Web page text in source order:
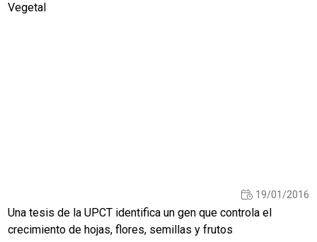
Vegetal
19/01/2016
Una tesis de la UPCT identifica un gen que controla el
crecimiento de hojas, flores, semillas y frutos